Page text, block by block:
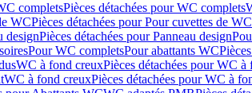
completsPièces détachées pour WC complets
WCPièces détachées pour Pour cuvettes de WC
designPièces détachées pour Panneau design
Pour WC completsPour abattants WC
WC à fond creuxPièces détachées pour WC à
WC à fond creuxPièces détachées pour WC à